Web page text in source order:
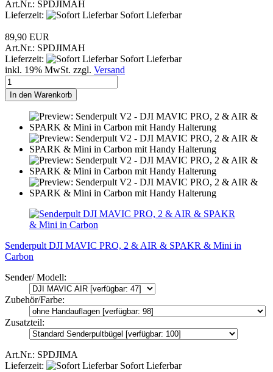
Art.Nr.: SPDJIMAH
Lieferzeit:
Sofort Lieferbar
89,90 EUR
Art.Nr.: SPDJIMAH
Lieferzeit:
Sofort Lieferbar
inkl. 19% MwSt. zzgl. Versand
In den Warenkorb
Senderpult DJI MAVIC PRO, 2 & AIR & SPAKR & Mini in
Carbon
Sender/ Modell:
Zubehör/Farbe:
Zusatzteil:
Art.Nr.: SPDJIMA
Lieferzeit:
Sofort Lieferbar